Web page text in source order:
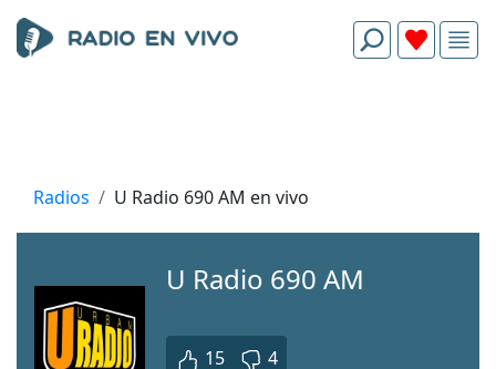
Radios U Radio 690 AM en vivo
U Radio 690 AM
15 4